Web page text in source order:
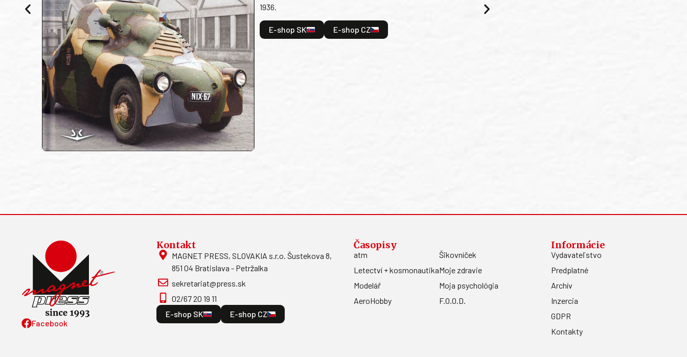
1936.
E-shop SK E-shop CZ
Facebook
Kontakt
MAGNET PRESS, SLOVAKIA s.r.o. Šustekova 8,
851 04 Bratislava - Petržalka
sekretariat@press.sk
02/67 20 19 11
E-shop SK
E-shop CZ
Časopisy
atm
Letectví + kosmonautika
Modelář
AeroHobby
Šikovníček
Moje zdravie
Moja psychológia
F.O.O.D.
Informácie
Vydavateľstvo
Predplatné
Archív
Inzercia
GDPR
Kontakty